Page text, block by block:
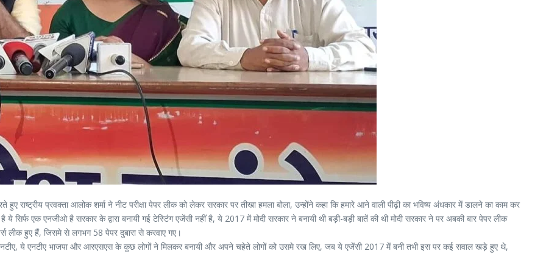
राष्ट्रीय प्रवक्ता आलोक शर्मा ने नीट परीक्षा पेपर लीक को लेकर सरकार पर तीखा हमला बोला, उन्होंने कहा कि हमारे आने वाली पीढ़ी का भविष्य अंधकार में डालने का काम कर
सिर्फ एक एनजीओ है सरकार के द्वारा बनायी गई टेस्टिंग एजेंसी नहीं है, ये 2017 में मोदी सरकार ने बनायी थी बड़ी-बड़ी बातें की थी मोदी सरकार ने पर अबकी बार पेपर लीक
लीक हुए हैं, जिसमे से लगभग 58 पेपर दुबारा से करवाए गए।
एनटीए, ये एनटीए भाजपा और आरएसएस के कुछ लोगों ने मिलकर बनायी और अपने चहेते लोगों को उसमे रख लिए, जब ये एजेंसी 2017 में बनी तभी इस पर कई सवाल खड़े हुए थे,